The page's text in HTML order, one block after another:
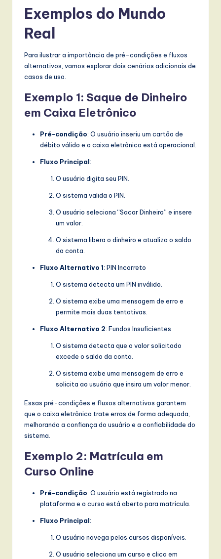
Exemplos do Mundo
Real
Para ilustrar a importância de pré-condições e fluxos
alternativos, vamos explorar dois cenários adicionais de
casos de uso.
Exemplo 1: Saque de Dinheiro
em Caixa Eletrônico
Pré-condição: O usuário inseriu um cartão de
débito válido e o caixa eletrônico está operacional.
Fluxo Principal:
O usuário digita seu PIN.
O sistema valida o PIN.
O usuário seleciona “Sacar Dinheiro” e insere
um valor.
O sistema libera o dinheiro e atualiza o saldo
da conta.
Fluxo Alternativo 1: PIN Incorreto
O sistema detecta um PIN inválido.
O sistema exibe uma mensagem de erro e
permite mais duas tentativas.
Fluxo Alternativo 2: Fundos Insuficientes
O sistema detecta que o valor solicitado
excede o saldo da conta.
O sistema exibe uma mensagem de erro e
solicita ao usuário que insira um valor menor.
Essas pré-condições e fluxos alternativos garantem
que o caixa eletrônico trate erros de forma adequada,
melhorando a confiança do usuário e a confiabilidade do
sistema.
Exemplo 2: Matrícula em
Curso Online
Pré-condição: O usuário está registrado na
plataforma e o curso está aberto para matrícula.
Fluxo Principal:
O usuário navega pelos cursos disponíveis.
O usuário seleciona um curso e clica em